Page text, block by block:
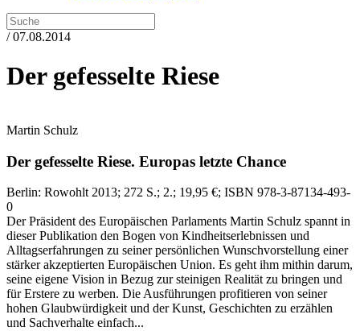
/ 07.08.2014
Der gefesselte Riese
Martin Schulz
Der gefesselte Riese. Europas letzte Chance
Berlin: Rowohlt 2013; 272 S.; 2.; 19,95 €; ISBN 978-3-87134-493-
0
Der Präsident des Europäischen Parlaments Martin Schulz spannt in
dieser Publikation den Bogen von Kindheitserlebnissen und
Alltagserfahrungen zu seiner persönlichen Wunschvorstellung einer
stärker akzeptierten Europäischen Union. Es geht ihm mithin darum,
seine eigene Vision in Bezug zur steinigen Realität zu bringen und
für Erstere zu werben. Die Ausführungen profitieren von seiner
hohen Glaubwürdigkeit und der Kunst, Geschichten zu erzählen
und Sachverhalte einfach...